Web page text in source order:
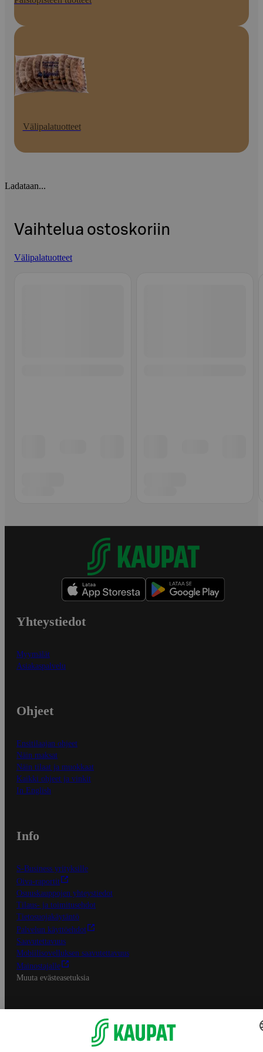
Välipalatuotteet
Ladataan...
Vaihtelua ostoskoriin
Välipalatuotteet
Yhteystiedot
Myymälät
Asiakaspalvelu
Ohjeet
Ensitilaajan ohjeet
Näin maksat
Näin tilaat ja muokkaat
Kaikki ohjeet ja vinkit
In English
Info
S-Business yrityksille
Oiva-raportit
Osuuskauppojen yhteystiedot
Tilaus- ja toimitusehdot
Tietosuojakäytäntö
Palvelun käyttöehdot
Saavutettavuus
Mobiilisovelluksen saavutettavuus
Mainostajalle
Muuta evästeasetuksia
S-ryhmän palvelut